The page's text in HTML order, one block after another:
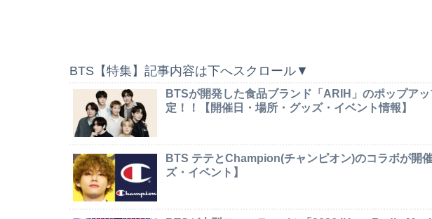
BTS【特集】記事内容は下へスクロール▼
BTSが開発した食品ブランド「ARIH」のポップア
定！！【開催日・場所・グッズ・イベント情報】
BTS テテとChampion(チャンピオン)のコラボが開
ズ・イベント】